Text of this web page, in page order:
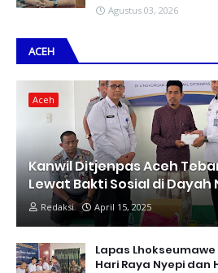
Agustus 03, 2026
ACEH
Aceh
Kanwil Ditjenpas Aceh
Lewat Bakti Sosial di Dayah
Redaksi April 15, 2025
Lapas
Hari Raya Nyepi dan